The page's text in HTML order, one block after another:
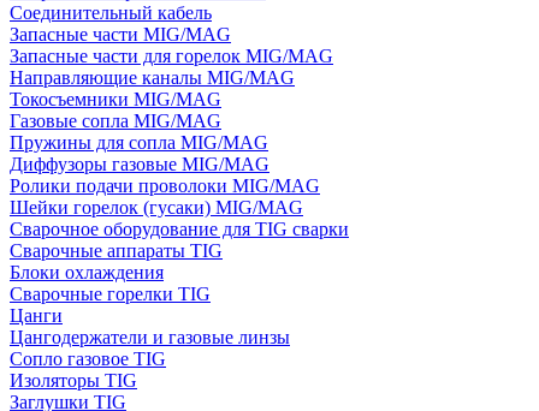
Соединительный кабель
Запасные части MIG/MAG
Запасные части для горелок MIG/MAG
Направляющие каналы MIG/MAG
Токосъемники MIG/MAG
Газовые сопла MIG/MAG
Пружины для сопла MIG/MAG
Диффузоры газовые MIG/MAG
Ролики подачи проволоки MIG/MAG
Шейки горелок (гусаки) MIG/MAG
Сварочное оборудование для TIG сварки
Сварочные аппараты TIG
Блоки охлаждения
Сварочные горелки TIG
Цанги
Цангодержатели и газовые линзы
Сопло газовое TIG
Изоляторы TIG
Заглушки TIG